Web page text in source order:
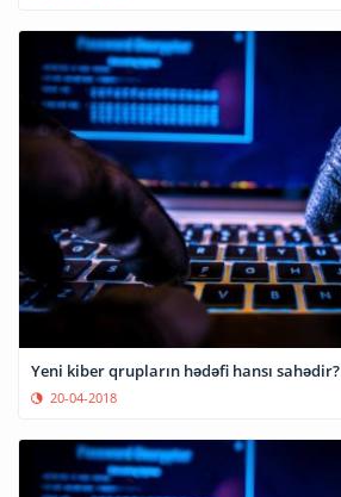
Yeni kiber qrupların hədəfi hansı sahədir?
20-04-2018